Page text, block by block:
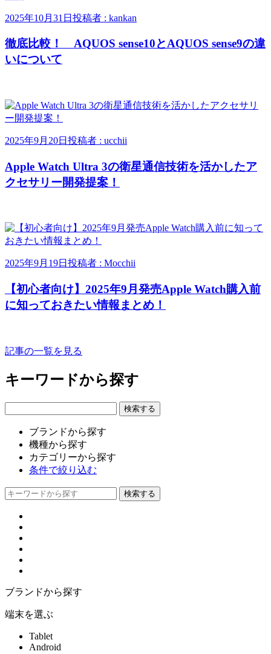
2025年10月31日 投稿者 : kankan
徹底比較！ AQUOS sense10とAQUOS sense9の違
いについて
2025年9月20日 投稿者 : ucchii
Apple Watch Ultra 3の衛星通信技術を活かしたア
クセサリー開発提案！
2025年9月19日 投稿者 : Mocchii
【初心者向け】2025年9月発売Apple Watch購入前
に知っておきたい情報まとめ！
記事の一覧を見る
キーワードから探す
ブランドから探す
機種から探す
カテゴリーから探す
条件で絞り込む
ブランドから探す
端末を選ぶ
Tablet
Android